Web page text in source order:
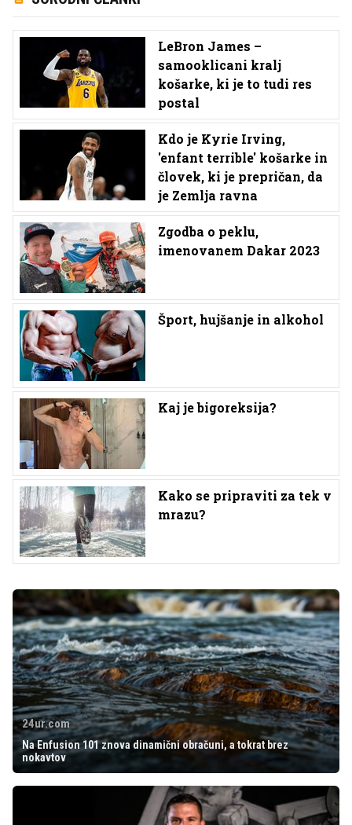
LeBron James –
samooklicani kralj
košarke, ki je to tudi res
postal
Kdo je Kyrie Irving,
'enfant terrible' košarke in
človek, ki je prepričan, da
je Zemlja ravna
Zgodba o peklu,
imenovanem Dakar 2023
Šport, hujšanje in alkohol
Kaj je bigoreksija?
Kako se pripraviti za tek v
mrazu?
24ur.com
Na Enfusion 101 znova dinamični obračuni, a tokrat brez
nokavtov